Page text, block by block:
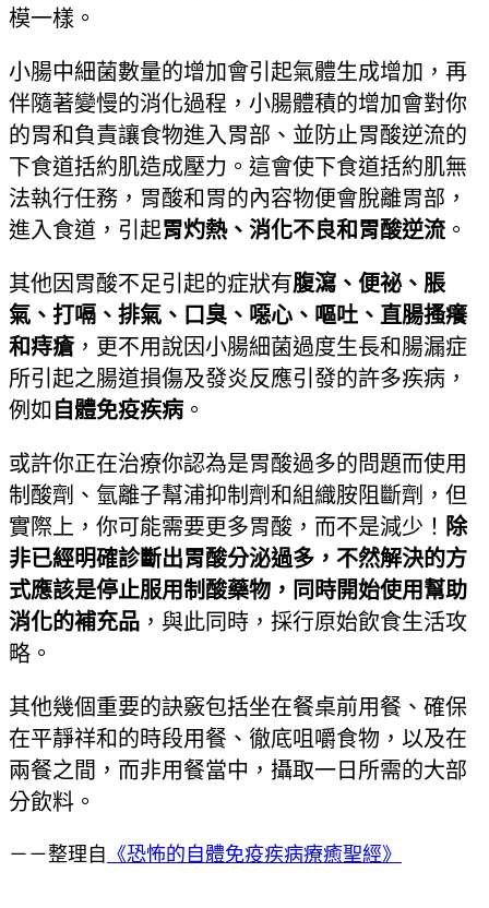
模一樣。
小腸中細菌數量的增加會引起氣體生成增加，再
伴隨著變慢的消化過程，小腸體積的增加會對你
的胃和負責讓食物進入胃部、並防止胃酸逆流的
下食道括約肌造成壓力。這會使下食道括約肌無
法執行任務，胃酸和胃的內容物便會脫離胃部，
進入食道，引起胃灼熱、消化不良和胃酸逆流 。
其他因胃酸不足引起的症狀有腹瀉、便祕、脹
氣、打嗝、排氣、口臭、噁心、嘔吐、直腸搔癢
和痔瘡，更不用說因小腸細菌過度生長和腸漏症
所引起之腸道損傷及發炎反應引發的許多疾病，
例如 自體免疫疾病 。
或許你正在治療你認為是胃酸過多的問題而使用
制酸劑、氫離子幫浦抑制劑和組織胺阻斷劑，但
實際上，你可能需要更多胃酸，而不是減少！ 除
非已經明確診斷出胃酸分泌過多，不然解決的方
式應該是停止服用制酸藥物，同時開始使用幫助
消化的補充品 ，與此同時，採行原始飲食生活攻
略。
其他幾個重要的訣竅包括坐在餐桌前用餐、確保
在平靜祥和的時段用餐、徹底咀嚼食物，以及在
兩餐之間，而非用餐當中，攝取一日所需的大部
分飲料。
－－整理自 《恐怖的自體免疫疾病療癒聖經》